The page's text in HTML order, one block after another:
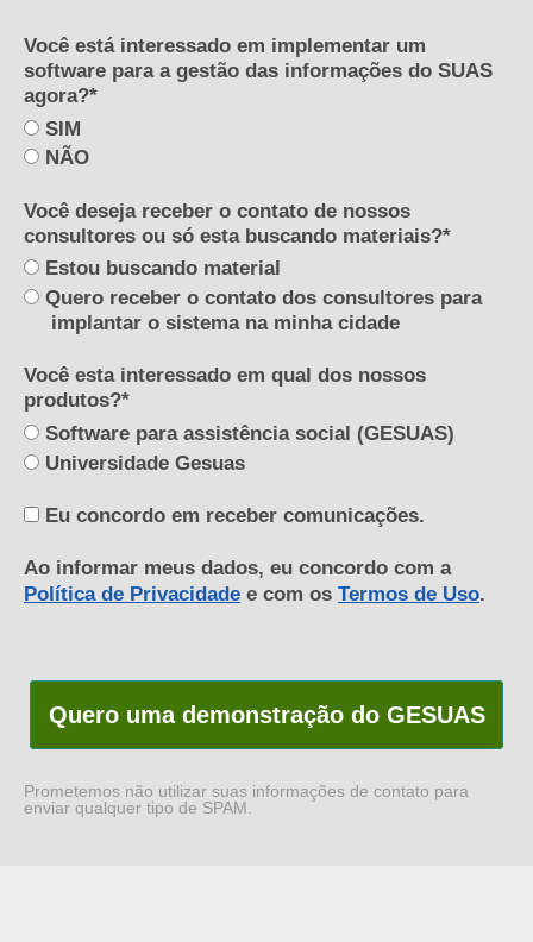
Você está interessado em implementar um
software para a gestão das informações do SUAS
agora?*
SIM
NÃO
Você deseja receber o contato de nossos
consultores ou só esta buscando materiais?*
Estou buscando material
Quero receber o contato dos consultores para
implantar o sistema na minha cidade
Você esta interessado em qual dos nossos
produtos?*
Software para assistência social (GESUAS)
Universidade Gesuas
Eu concordo em receber comunicações.
Ao informar meus dados, eu concordo com a
Política de Privacidade e com os Termos de Uso.
Quero uma demonstração do GESUAS
Prometemos não utilizar suas informações de contato para
enviar qualquer tipo de SPAM.